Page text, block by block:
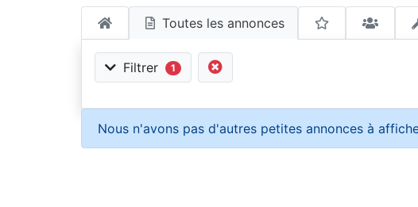
Toutes les annonces
Filtrer 1
Nous n'avons pas d'autres petites annonces à